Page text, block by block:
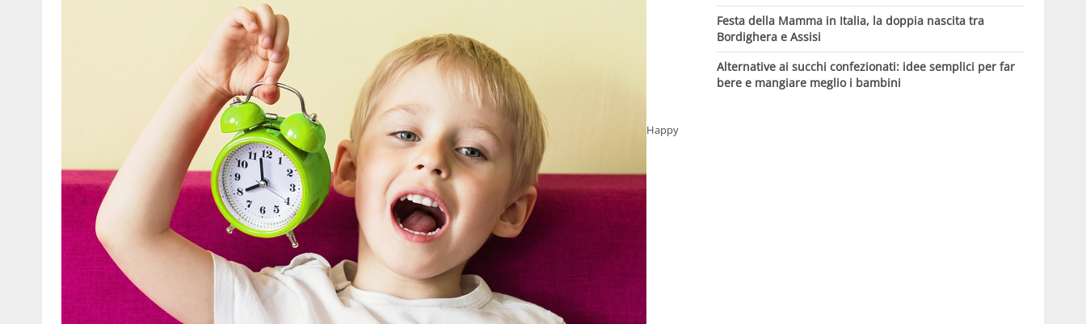
Happy
Festa della Mamma in Italia, la doppia nascita tra
Bordighera e Assisi
Alternative ai succhi confezionati: idee semplici per far
bere e mangiare meglio i bambini